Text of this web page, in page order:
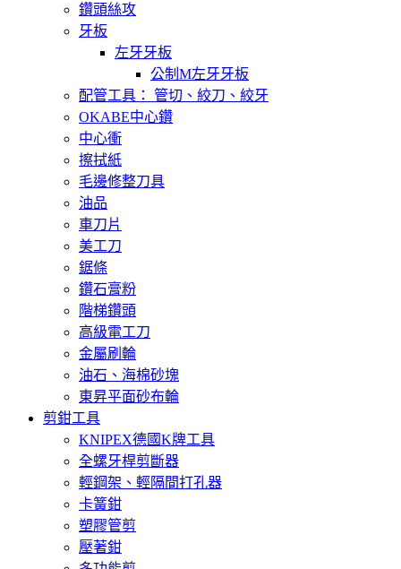
鑽頭絲攻
牙板
左牙牙板
公制M左牙牙板
配管工具： 管切、絞刀、絞牙
OKABE中心鑽
中心衝
擦拭紙
毛邊修整刀具
油品
車刀片
美工刀
鋸條
鑽石膏粉
階梯鑽頭
高級電工刀
金屬刷輪
油石、海棉砂塊
東昇平面砂布輪
剪鉗工具
KNIPEX德國K牌工具
全螺牙桿剪斷器
輕鋼架、輕隔間打孔器
卡簧鉗
塑膠管剪
壓著鉗